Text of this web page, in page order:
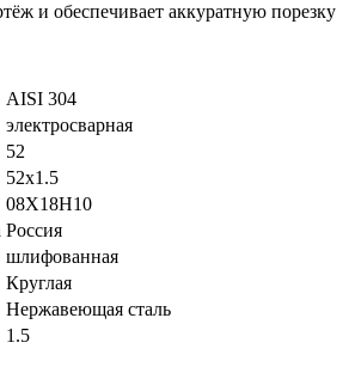
и обеспечивает аккуратную порезку
AISI 304
электросварная
52
52х1.5
08Х18Н10
Россия
шлифованная
Круглая
Нержавеющая сталь
1.5